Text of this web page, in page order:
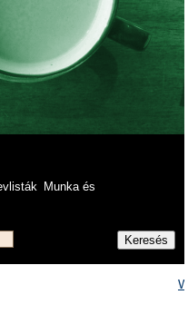
Munka és